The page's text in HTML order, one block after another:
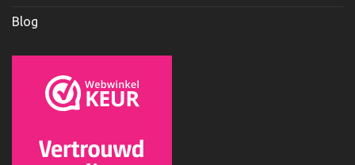
Blog